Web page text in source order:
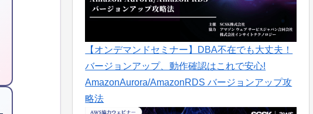
【オンデマンドセミナー】DBA不在でも大丈夫！
バージョンアップ、動作確認はこれで安心!
AmazonAurora/AmazonRDS バージョンアップ攻
略法